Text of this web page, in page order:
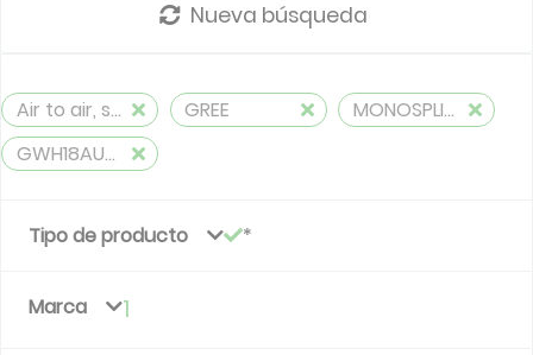
Nueva búsqueda
Air to air, split, reversible (≤ 12 kW) GREE
MONOSPLITS
GWH18AUDXD-K6DNA1A
Tipo de producto
Marca 1